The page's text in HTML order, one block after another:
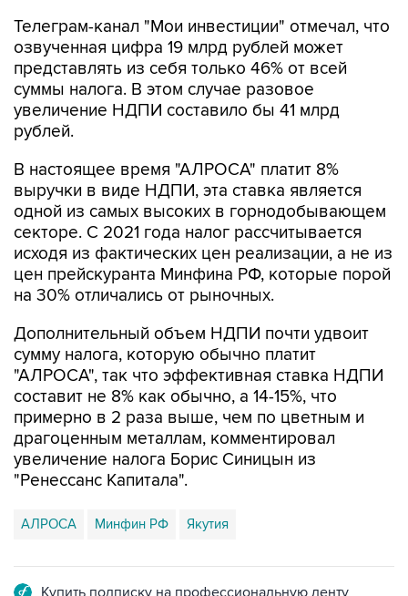
Телеграм-канал "Мои инвестиции" отмечал, что
озвученная цифра 19 млрд рублей может
представлять из себя только 46% от всей
суммы налога. В этом случае разовое
увеличение НДПИ составило бы 41 млрд
рублей.
В настоящее время "АЛРОСА" платит 8%
выручки в виде НДПИ, эта ставка является
одной из самых высоких в горнодобывающем
секторе. С 2021 года налог рассчитывается
исходя из фактических цен реализации, а не из
цен прейскуранта Минфина РФ, которые порой
на 30% отличались от рыночных.
Дополнительный объем НДПИ почти удвоит
сумму налога, которую обычно платит
"АЛРОСА", так что эффективная ставка НДПИ
составит не 8% как обычно, а 14-15%, что
примерно в 2 раза выше, чем по цветным и
драгоценным металлам, комментировал
увеличение налога Борис Синицын из
"Ренессанс Капитала".
АЛРОСА Минфин РФ Якутия
Купить подписку на профессиональную ленту